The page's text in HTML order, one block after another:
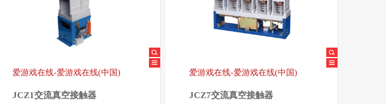
爱游戏在线-爱游戏在线(中国)
JCZ1交流真空接触器
爱游戏在线-爱游戏在线(中国)
JCZ7交流真空接触器